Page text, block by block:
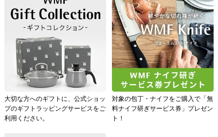
大切な方へのギフトに、公式ショッ
プのギフトラッピングサービスをご
利用ください。
対象の包丁・ナイフをご購入で「無
料ナイフ研ぎサービス券」プレゼン
ト！